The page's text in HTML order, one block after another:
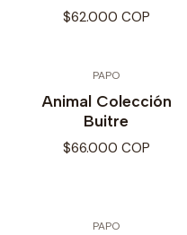
$62.000 COP
PAPO
Animal Colección
Buitre
$66.000 COP
PAPO